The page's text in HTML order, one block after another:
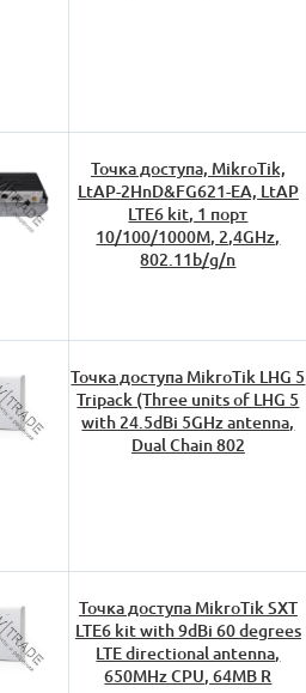
Точка доступа, MikroTik,
LtAP-2HnD&FG621-EA, LtAP
LTE6 kit, 1 порт
10/100/1000М, 2,4GHz,
802.11b/g/n
Точка доступа MikroTik LHG 5
Tripack (Three units of LHG 5
with 24.5dBi 5GHz antenna,
Dual Chain 802
Точка доступа MikroTik SXT
LTE6 kit with 9dBi 60 degrees
LTE directional antenna,
650MHz CPU, 64MB R